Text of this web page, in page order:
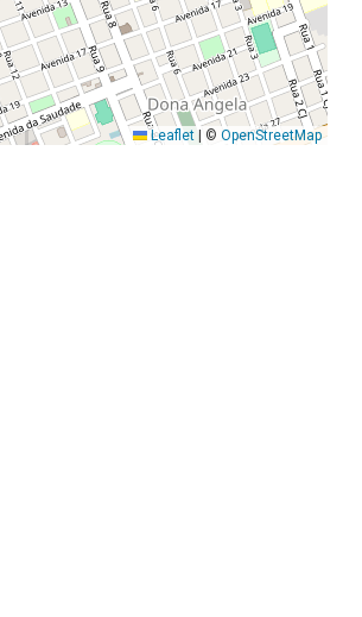
Leaflet © OpenStreetMap